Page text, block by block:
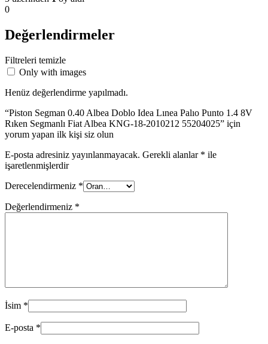
0
Değerlendirmeler
Filtreleri temizle
Only with images
Henüz değerlendirme yapılmadı.
“Piston Segman 0.40 Albea Doblo Idea Lınea Palıo Punto 1.4 8V
Rıken Segmanlı Fiat Albea KNG-18-2010212 55204025” için
yorum yapan ilk kişi siz olun
E-posta adresiniz yayınlanmayacak. Gerekli alanlar * ile
işaretlenmişlerdir
Derecelendirmeniz *
Değerlendirmeniz *
İsim *
E-posta *